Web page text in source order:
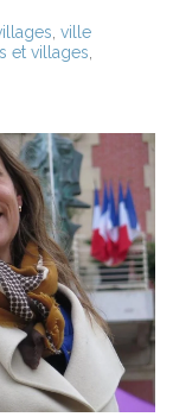
ville
et villages